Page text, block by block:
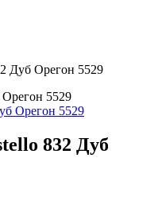
Дуб Орегон 5529
5529
832 Дуб